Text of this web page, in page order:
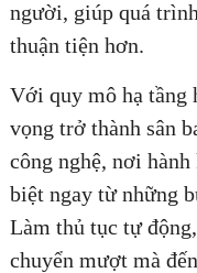
người, giúp quá
thuận tiện hơn.
Với quy mô hạ tầng
vọng trở thành sân
công nghệ, nơi hành
biệt ngay từ những
Làm thủ tục tự
chuyển mượt mà